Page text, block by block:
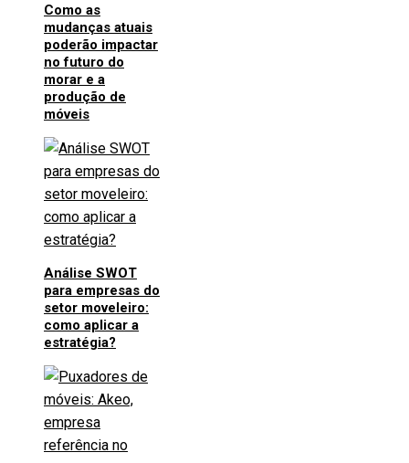
Como as
mudanças atuais
poderão impactar
no futuro do
morar e a
produção de
móveis
Análise SWOT
para empresas do
setor moveleiro:
como aplicar a
estratégia?